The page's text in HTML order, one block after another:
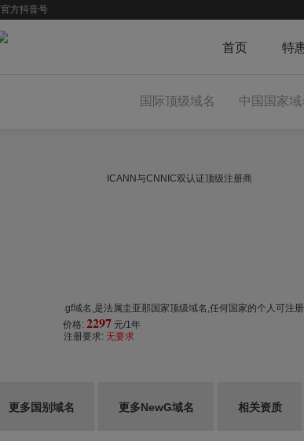
官方抖音号
首页 特
国际顶级域名 中国国家域
ICANN与CNNIC双认证顶级注册商
.gf域名,是法属圭亚那国家顶级域名,任何国家的个人可注册
价格: 2297 元/1年
注册要求: 无要求
更多国别域名 更多NewG域名 相关资质